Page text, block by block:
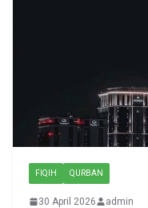
FIQIH QURBAN
30 April 2026 admin